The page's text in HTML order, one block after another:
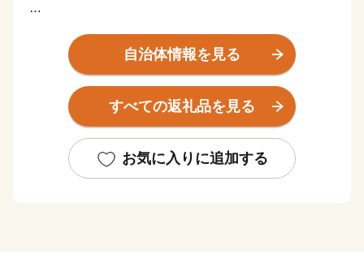
た角田市は、平安時代に建築された宮城県最古の木造建
築であり重要文化財の高蔵寺阿弥陀堂と、最新の技術で
ある宇宙航空研究開発機構（JAXA）の研究開発拠点が
あり、悠久の歴史と最新技術のコントラストが魅力のま
とから、市の真ん中に位置する台山公園にはH2ロケッ
ト実物大模型があり、その横にあるスペースタワー展望
自治体情報を見る
すべての返礼品を見る
お気に入りに追加する